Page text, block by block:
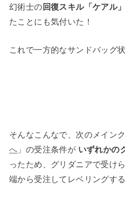
幻術士の 回復スキル「ケアル
たことにも気付いた！
これで一方的なサンドバッグ
そんなこんなで、次のメイン
へ 」の受注条件が いずれかの
ったため、グリダニアで受け
端から受注してレベリングす